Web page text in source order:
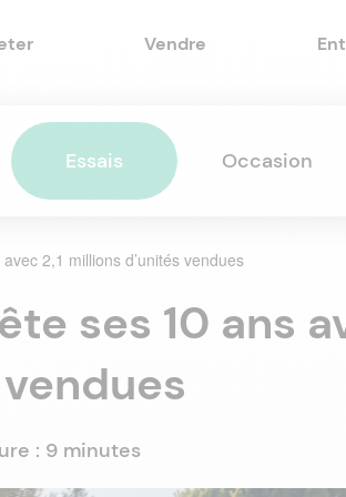
Vendre
Essais Occasion
2,1 millions d’unités vendues
ses 10 ans
: 9 minutes